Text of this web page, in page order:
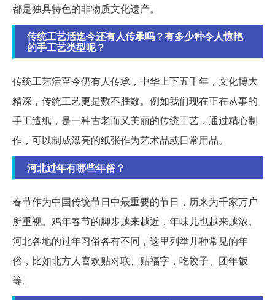
都是独具特色的非物质文化遗产。
传统工艺活迄今还有人传承吗？有多少种令人惊艳
的手工艺类型呢？
传统工艺活至今仍有人传承，中华上下五千年，文化博大
精深，传统工艺更是数不胜数。例如我们现在正在从事的
手工造纸，是一种古老而又美丽的传统工艺，通过精心制
作，可以制成漂亮的纸张作为艺术品或日常用品。
河北过年有哪些年俗？
春节作为中国传统节日中最重要的节日，历来为千家万户
所重视。鸡年春节的脚步越来越近，年味儿也越来越浓。
河北各地的过年习俗各有不同，这里列举几种常见的年
俗，比如北方人喜欢贴对联、贴福字，吃饺子、团年饭
等。